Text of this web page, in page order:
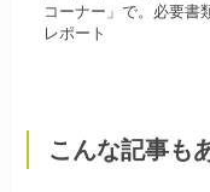
コーナー」で。必要書
レポート
こんな記事も